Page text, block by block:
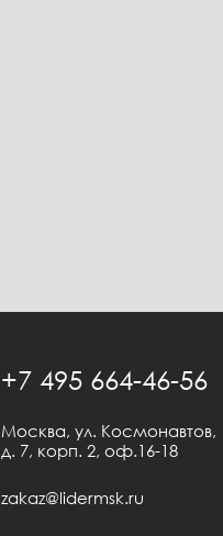
+7 495 664-46-56
Москва, ул. Космонавтов,
д. 7, корп. 2, оф.16-18
zakaz@lidermsk.ru